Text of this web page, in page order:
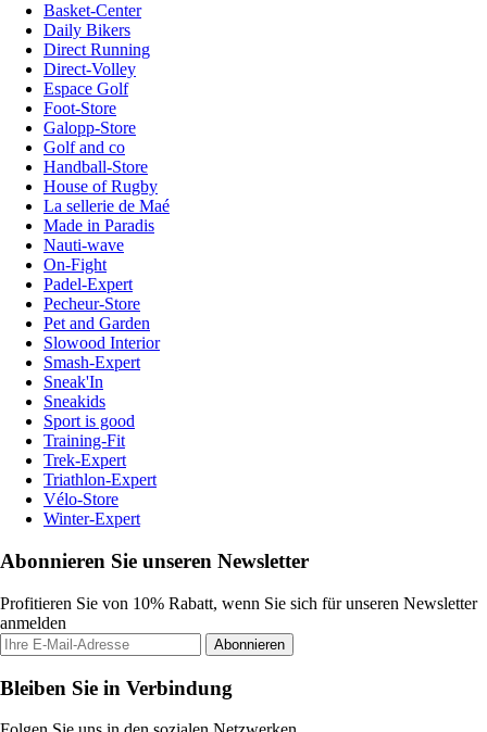
Basket-Center
Daily Bikers
Direct Running
Direct-Volley
Espace Golf
Foot-Store
Galopp-Store
Golf and co
Handball-Store
House of Rugby
La sellerie de Maé
Made in Paradis
Nauti-wave
On-Fight
Padel-Expert
Pecheur-Store
Pet and Garden
Slowood Interior
Smash-Expert
Sneak'In
Sneakids
Sport is good
Training-Fit
Trek-Expert
Triathlon-Expert
Vélo-Store
Winter-Expert
Abonnieren Sie unseren Newsletter
Profitieren Sie von 10% Rabatt, wenn Sie sich für unseren Newsletter
anmelden
Abonnieren
Bleiben Sie in Verbindung